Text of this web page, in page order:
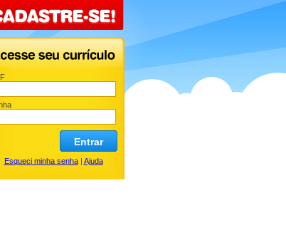
Entrar
Esqueci minha senha| Ajuda